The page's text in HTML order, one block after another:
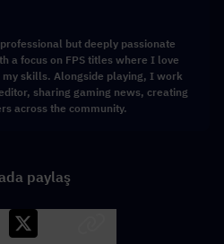
but deeply passionate
a focus on FPS titles where I love
skills. Alongside playing, I work
sharing gaming news, creating
across the community.
paylaş